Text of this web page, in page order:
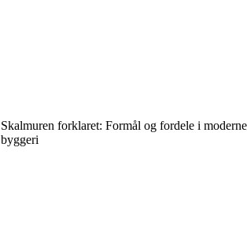
Skalmuren forklaret: Formål og fordele i moderne
byggeri